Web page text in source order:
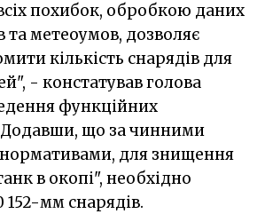
похибок, обробкою даних
та метеоумов, дозволяє
кількість снарядів для
- констатував голова
функційних
що за чинними
для знищення
в окопі", необхідно
152-мм снарядів.